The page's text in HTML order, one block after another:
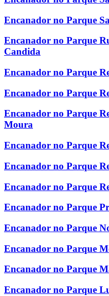
Encanador no Parque
Encanador no Parque
Candida
Encanador no Parque
Encanador no Parque
Encanador no Parque
Moura
Encanador no Parque
Encanador no Parque
Encanador no Parque
Encanador no Parque
Encanador no Parque
Encanador no Parque
Encanador no Parque
Encanador no Parque